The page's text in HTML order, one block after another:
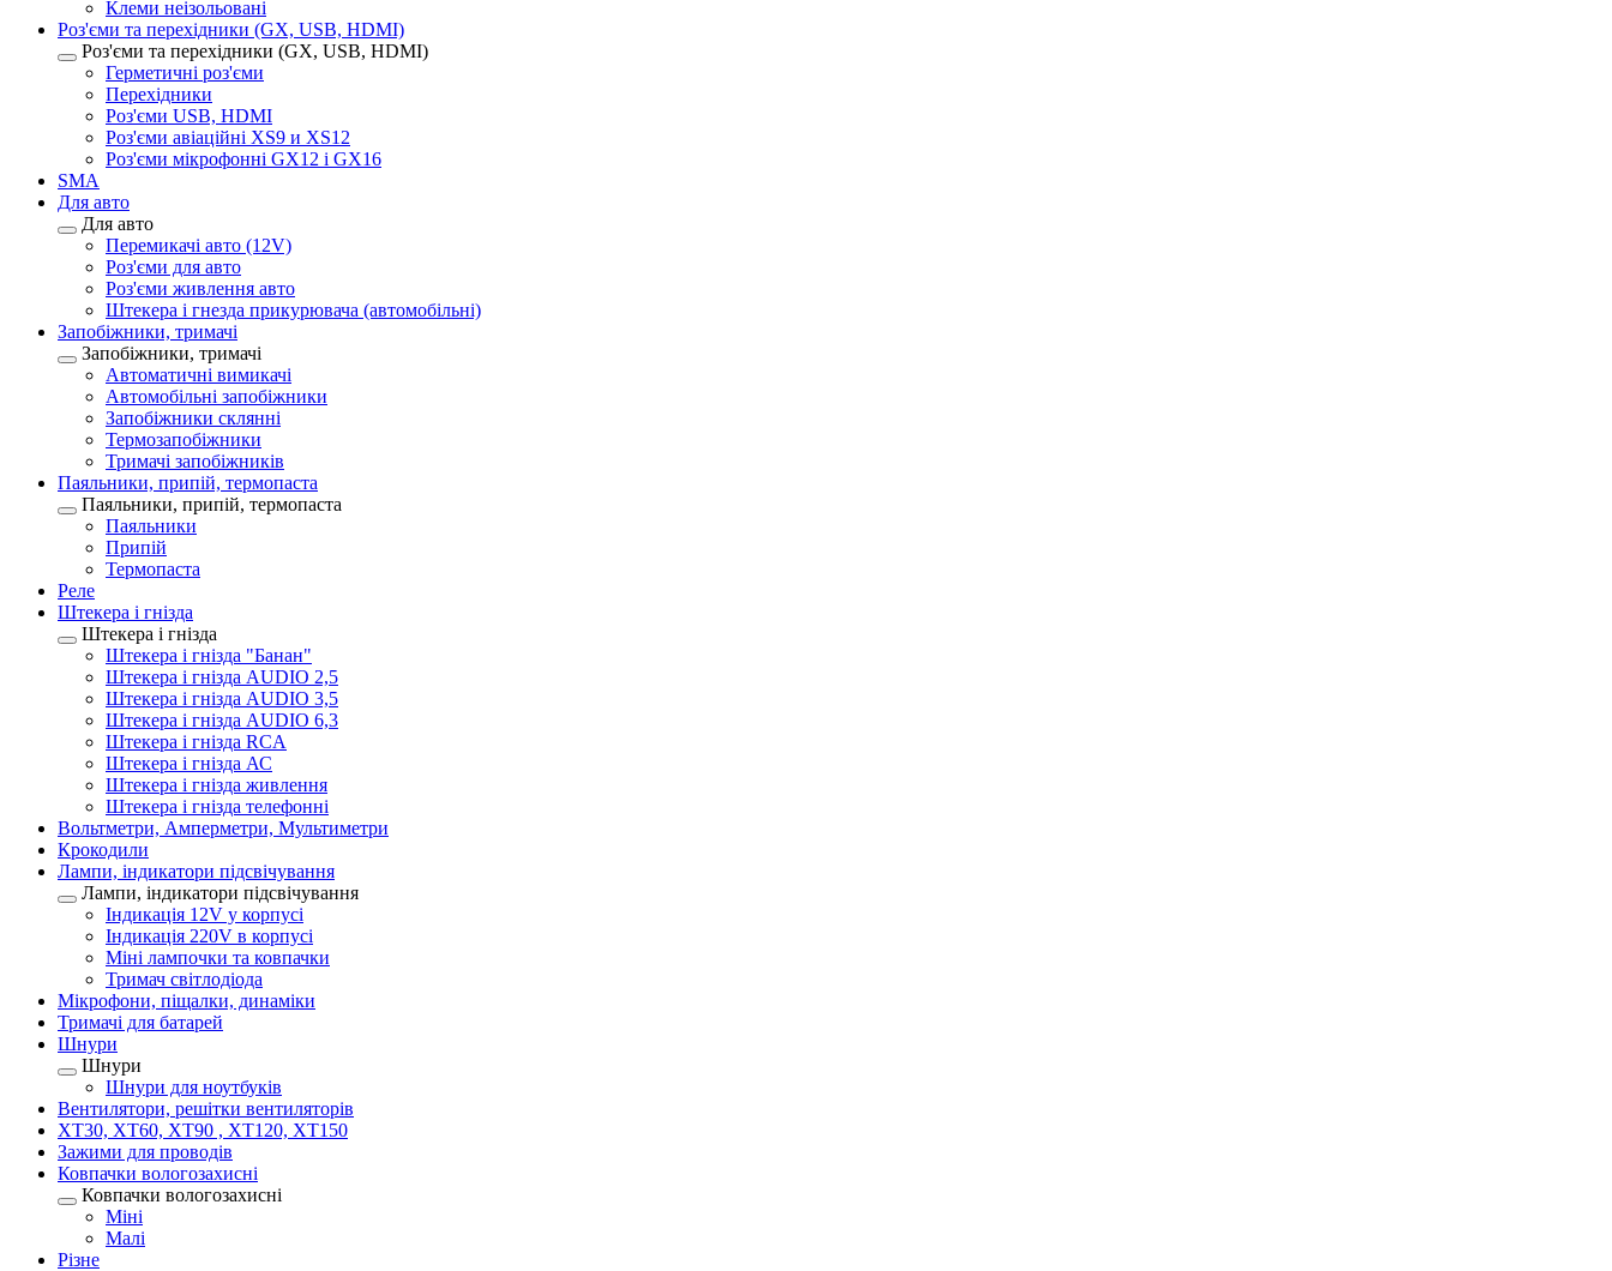
Клеми неізольовані
Роз'єми та перехідники (GX, USB, HDMI)
Роз'єми та перехідники (GX, USB, HDMI)
Герметичні роз'єми
Перехідники
Роз'єми USB, HDMI
Роз'єми авіаційні XS9 и XS12
Роз'єми мікрофонні GX12 і GX16
SMA
Для авто
Для авто
Перемикачі авто (12V)
Роз'єми для авто
Роз'єми живлення авто
Штекера і гнезда прикурювача (автомобільні)
Запобіжники, тримачі
Запобіжники, тримачі
Автоматичні вимикачі
Автомобільні запобіжники
Запобіжники склянні
Термозапобіжники
Тримачі запобіжників
Паяльники, припій, термопаста
Паяльники, припій, термопаста
Паяльники
Припій
Термопаста
Реле
Штекера і гнізда
Штекера і гнізда
Штекера і гнізда "Банан"
Штекера і гнізда AUDIO 2,5
Штекера і гнізда AUDIO 3,5
Штекера і гнізда AUDIO 6,3
Штекера і гнізда RCA
Штекера і гнізда АС
Штекера і гнізда живлення
Штекера і гнізда телефонні
Вольтметри, Амперметри, Мультиметри
Крокодили
Лампи, індикатори підсвічування
Лампи, індикатори підсвічування
Індикація 12V у корпусі
Індикація 220V в корпусі
Міні лампочки та ковпачки
Тримач світлодіода
Мікрофони, піщалки, динаміки
Тримачі для батарей
Шнури
Шнури
Шнури для ноутбуків
Вентилятори, решітки вентиляторів
XT30, XT60, XT90 , XT120, XT150
Зажими для проводів
Ковпачки вологозахисні
Ковпачки вологозахисні
Міні
Малі
Різне